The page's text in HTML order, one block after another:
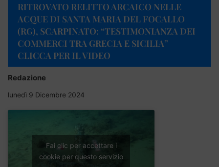
RITROVATO RELITTO ARCAICO NELLE
ACQUE DI SANTA MARIA DEL FOCALLO
(RG), SCARPINATO: “TESTIMONIANZA DEI
COMMERCI TRA GRECIA E SICILIA”
CLICCA PER IL VIDEO
Redazione
lunedì 9 Dicembre 2024
Fai clic per accettare i
cookie per questo servizio